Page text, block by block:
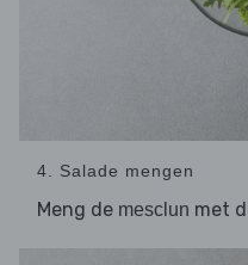
4. Salade mengen
Meng de mesclun met